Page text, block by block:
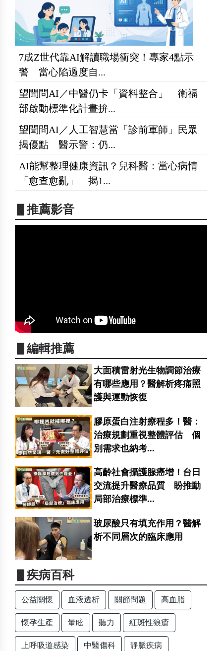
7成Z世代靠AI解讀職場衝突！專家4點示
警 當心陷過度自...
望聞問AI／中醫仍卡「資料整合」 衛福
部啟動標準化計畫拚...
望聞問AI／人工智慧當「診前軍師」民眾
揭優點 醫示警：仍...
AI能幫整理健康資訊？兒科醫：當心病情
「愈查愈亂」 揭1...
▋推薦影音
▋編輯推薦
大面積雷射光生物調節治療
有哪些應用？醫解析疼痛照
護與運動恢復
膠原蛋白注射療程多！醫：
治療規劃重視整體評估 個
別需求也納考...
高齡社會攝護腺癌增！台日
交流提升醫療品質 盼推動
局部治療標準...
玻尿酸只有填充作用？醫解
析不同層次的臨床應用
▋疾病百科
公益關懷 血液透析 關節問題 高血脂
懷孕生產 暈眩 聽力 紅斑性狼瘡
上呼吸道感染 中醫傷科 靜脈疾病